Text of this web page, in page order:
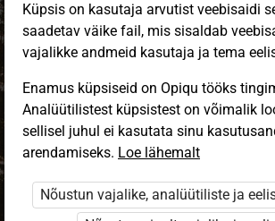
Sisene
Vali, kuidas end tuvastada
eKool
Küpsis on kasutaja arvutist veebisaidi
saadetav väike fail, mis sisaldab
vajalikke andmeid kasutaja ja tema
Enamus küpsiseid on Opiqu tööks
Analüütilistest küpsistest on võimalik
sellisel juhul ei kasutata sinu
arendamiseks. Loe lähemalt
Nõustun vajalike, analüütiliste ja